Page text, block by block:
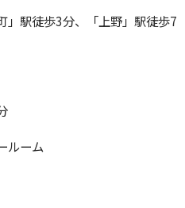
」駅徒歩3分、「上野」駅徒歩7
ルーム